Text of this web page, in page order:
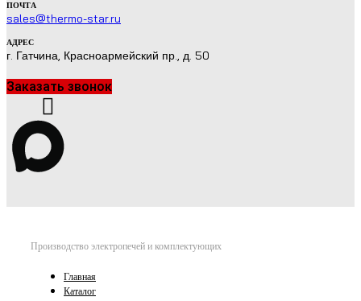
ПОЧТА
sales@thermo-star.ru
АДРЕС
г. Гатчина, Красноармейский пр., д. 50
Заказать звонок
Производство электропечей и комплектующих
Главная
Каталог